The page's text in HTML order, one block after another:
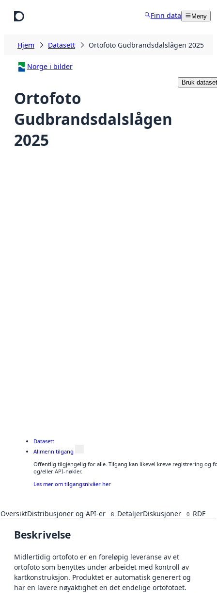
Finn data Meny
Hjem Datasett Ortofoto Gudbrandsdalslågen 2025
Norge i bilder
Ortofoto
Gudbrandsdalslågen
2025
Bruk
Datasett
Allmenn tilgang
Offentlig tilgjengelig for alle. Tilgang kan likevel kreve registrering og
og/eller API-nøkler.
Les mer om tilgangsnivåer her
OversiktDistribusjoner og API-er 8 DetaljerDiskusjoner 0 RDF
Beskrivelse
Midlertidig ortofoto er en foreløpig leveranse av et
ortofoto som benyttes under arbeidet med kontroll av
kartkonstruksjon. Produktet er automatisk generert og
har en lavere nøyaktighet en det endelige ortofotoet.